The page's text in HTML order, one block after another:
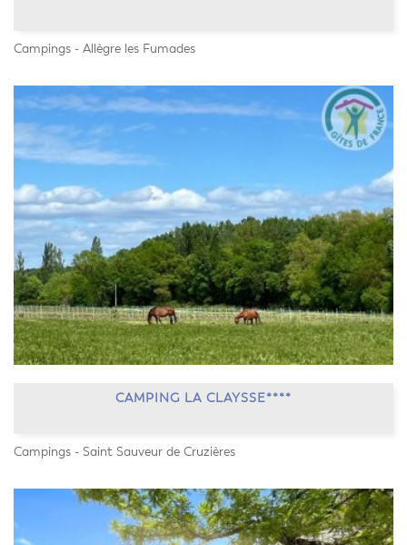
Campings - Allègre les Fumades
CAMPING LA CLAYSSE****
Campings - Saint Sauveur de Cruzières